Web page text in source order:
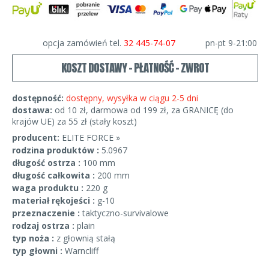
opcja zamówień tel. 32 445-74-07 pn-pt 9-21:00
KOSZT DOSTAWY - PŁATNOŚĆ - ZWROT
dostępność: dostępny, wysyłka w ciągu 2-5 dni
dostawa: od 10 zł, darmowa od 199 zł, za GRANICĘ (do
krajów UE) za 55 zł (stały koszt)
producent: ELITE FORCE »
rodzina produktów : 5.0967
długość ostrza : 100 mm
długość całkowita : 200 mm
waga produktu : 220 g
materiał rękojeści : g-10
przeznaczenie :taktyczno-survivalowe
rodzaj ostrza : plain
typ noża : z głownią stałą
typ głowni : Warncliff